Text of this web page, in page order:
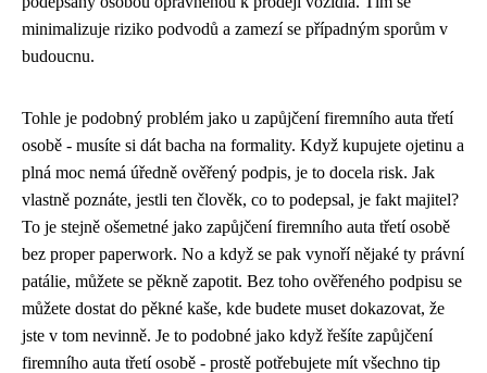
minimalizuje riziko podvodů a zamezí se případným sporům v
budoucnu.
Tohle je podobný problém jako u zapůjčení firemního auta třetí
osobě - musíte si dát bacha na formality. Když kupujete ojetinu a
plná moc nemá úředně ověřený podpis, je to docela risk. Jak
vlastně poznáte, jestli ten člověk, co to podepsal, je fakt majitel?
To je stejně ošemetné jako zapůjčení firemního auta třetí osobě
bez proper paperwork. No a když se pak vynoří nějaké ty právní
patálie, můžete se pěkně zapotit. Bez toho ověřeného podpisu se
můžete dostat do pěkné kaše, kde budete muset dokazovat, že
jste v tom nevinně. Je to podobné jako když řešíte zapůjčení
firemního auta třetí osobě - prostě potřebujete mít všechno tip